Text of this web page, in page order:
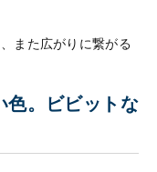
また広がりに繋がる
色。ビビットな